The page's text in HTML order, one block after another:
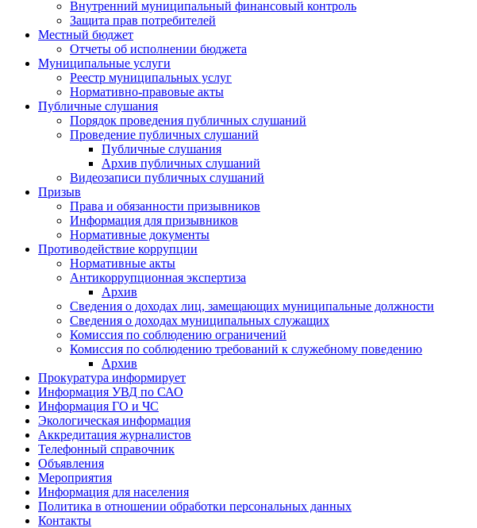
Внутренний муниципальный финансовый контроль
Защита прав потребителей
Местный бюджет
Отчеты об исполнении бюджета
Муниципальные услуги
Реестр муниципальных услуг
Нормативно-правовые акты
Публичные слушания
Порядок проведения публичных слушаний
Проведение публичных слушаний
Публичные слушания
Архив публичных слушаний
Видеозаписи публичных слушаний
Призыв
Права и обязанности призывников
Информация для призывников
Нормативные документы
Противодействие коррупции
Нормативные акты
Антикоррупционная экспертиза
Архив
Сведения о доходах лиц, замещающих муниципальные должности
Сведения о доходах муниципальных служащих
Комиссия по соблюдению ограничений
Комиссия по соблюдению требований к служебному поведению
Архив
Прокуратура информирует
Информация УВД по САО
Информация ГО и ЧС
Экологическая информация
Аккредитация журналистов
Телефонный справочник
Объявления
Мероприятия
Информация для населения
Политика в отношении обработки персональных данных
Контакты